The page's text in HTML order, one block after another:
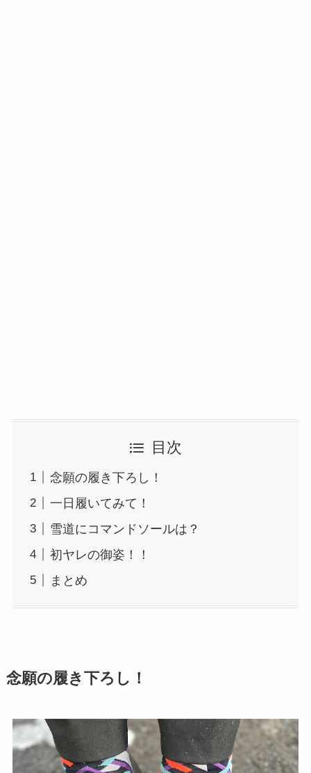
目次
念願の履き下ろし！
一日履いてみて！
雪道にコマンドソールは？
初ヤレの御姿！！
まとめ
念願の履き下ろし！